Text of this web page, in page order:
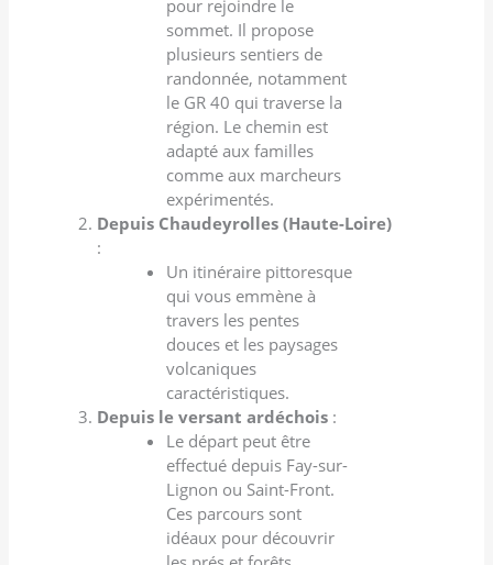
pour rejoindre le
sommet. Il propose
plusieurs sentiers de
randonnée, notamment
le GR 40 qui traverse la
région. Le chemin est
adapté aux familles
comme aux marcheurs
expérimentés.
Depuis Chaudeyrolles (Haute-Loire)
:
Un itinéraire pittoresque
qui vous emmène à
travers les pentes
douces et les paysages
volcaniques
caractéristiques.
Depuis le versant ardéchois :
Le départ peut être
effectué depuis Fay-sur-
Lignon ou Saint-Front.
Ces parcours sont
idéaux pour découvrir